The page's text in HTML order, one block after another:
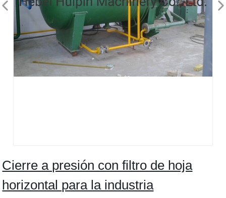
Cierre a presión con filtro de hoja
horizontal para la industria